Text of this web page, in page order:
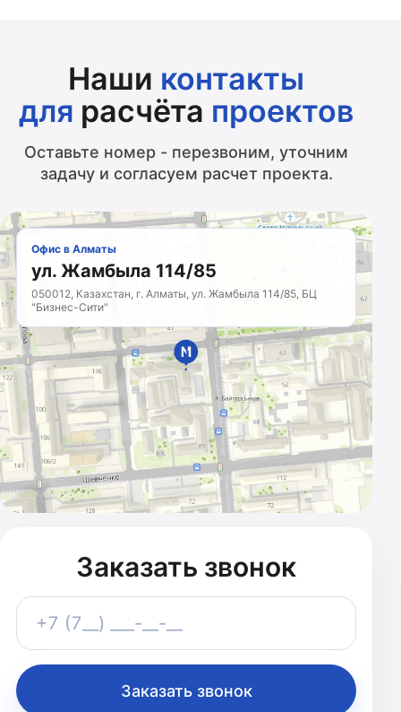
Наши контакты
для расчёта проектов
Оставьте номер - перезвоним, уточним
задачу и согласуем расчет проекта.
Офис в Алматы
ул. Жамбыла 114/85
050012, Казахстан, г. Алматы, ул. Жамбыла 114/85, БЦ
"Бизнес-Сити"МАРКЕТИНГОВОЕ
АГЕНТСТВО
Казахстан · с 2011 года
Заказать звонок
+7 (7__) ___-__-__
Заказать звонок